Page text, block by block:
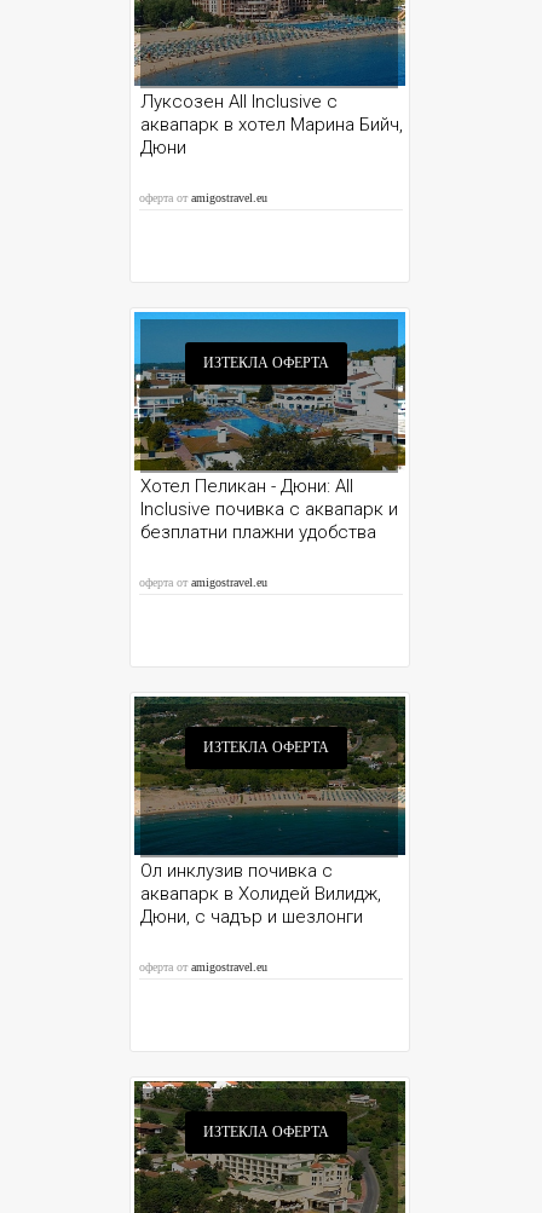
Луксозен All Inclusive с
аквапарк в хотел Марина Бийч,
Дюни
оферта отamigostravel.eu
ИЗТЕКЛА ОФЕРТА
Хотел Пеликан - Дюни: All
Inclusive почивка с аквапарк и
безплатни плажни удобства
оферта отamigostravel.eu
ИЗТЕКЛА ОФЕРТА
Ол инклузив почивка с
аквапарк в Холидей Вилидж,
Дюни, с чадър и шезлонги
оферта отamigostravel.eu
ИЗТЕКЛА ОФЕРТА